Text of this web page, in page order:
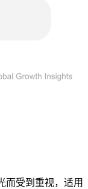
而受到重视，适用